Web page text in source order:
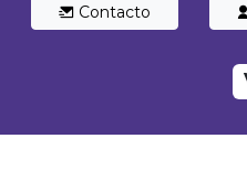
Contacto